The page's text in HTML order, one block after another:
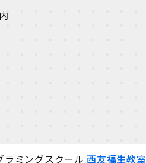
ラミングスクール西友福生教室